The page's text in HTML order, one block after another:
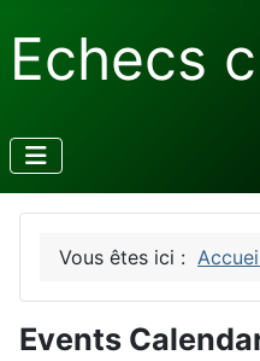
Echecs
Vous êtes ici :
Events